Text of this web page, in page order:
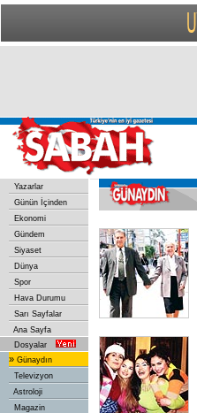
Yazarlar
Günün İçinden
Ekonomi
Gündem
Siyaset
Dünya
Spor
Hava Durumu
Sarı Sayfalar
Ana Sayfa
Dosyalar
» Günaydın
Televizyon
Astroloji
Magazin